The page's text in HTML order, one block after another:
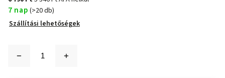
7 nap (>20 db)
Szállítási lehetőségek